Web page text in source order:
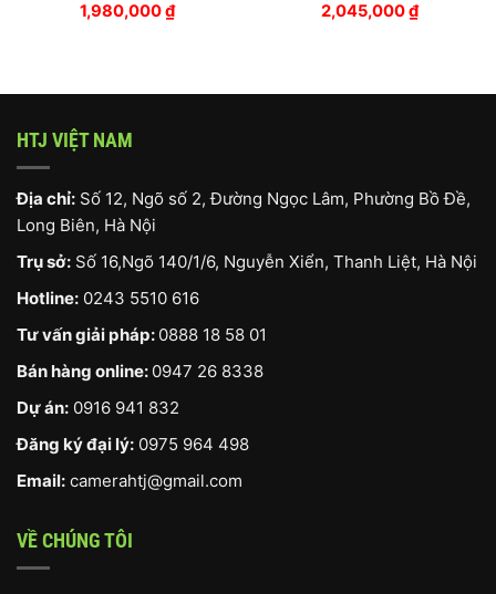
1,980,000₫ 2,045,000₫
HTJ VIỆT NAM
Địa chỉ: Số 12, Ngõ số 2, Đường Ngọc Lâm, Phường Bồ Đề,
Long Biên, Hà Nội
Trụ sở: Số 16,Ngõ 140/1/6, Nguyễn Xiển, Thanh Liệt, Hà Nội
Hotline: 0243 5510 616
Tư vấn giải pháp: 0888 18 58 01
Bán hàng online: 0947 26 8338
Dự án: 0916 941 832
Đăng ký đại lý: 0975 964 498
Email: camerahtj@gmail.com
VỀ CHÚNG TÔI